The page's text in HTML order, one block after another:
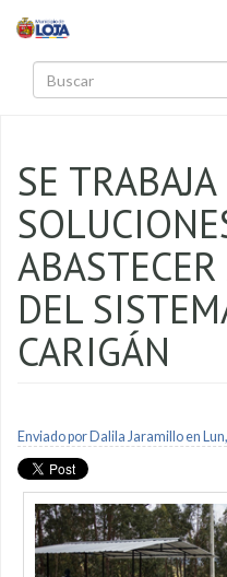
SE
DEL
CARIGÁN
Enviado por Dalila Jaramilloen